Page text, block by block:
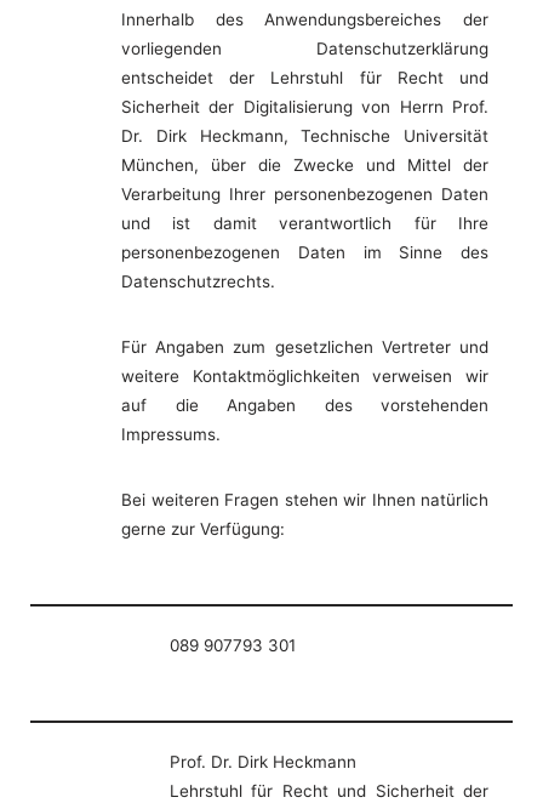
Innerhalb des Anwendungsbereiches der
vorliegenden Datenschutzerklärung
entscheidet der Lehrstuhl für Recht und
Sicherheit der Digitalisierung von Herrn Prof.
Dr. Dirk Heckmann, Technische Universität
München, über die Zwecke und Mittel der
Verarbeitung Ihrer personenbezogenen Daten
und ist damit verantwortlich für Ihre
personenbezogenen Daten im Sinne des
Datenschutzrechts.
Für Angaben zum gesetzlichen Vertreter und
weitere Kontaktmöglichkeiten verweisen wir
auf die Angaben des vorstehenden
Impressums.
Bei weiteren Fragen stehen wir Ihnen natürlich
gerne zur Verfügung:
089 907793 301
Prof. Dr. Dirk Heckmann
Lehrstuhl für Recht und Sicherheit der